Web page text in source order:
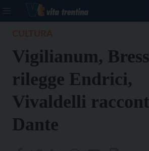
Vigilianum,
rilegge Endrici,
Vivaldelli
Dante